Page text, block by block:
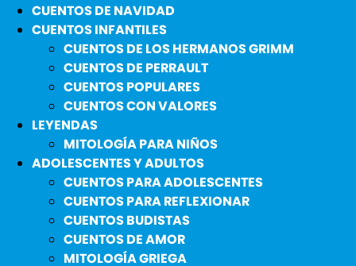
CUENTOS DE NAVIDAD
CUENTOS INFANTILES
CUENTOS DE LOS HERMANOS GRIMM
CUENTOS DE PERRAULT
CUENTOS POPULARES
CUENTOS CON VALORES
LEYENDAS
MITOLOGÍA PARA NIÑOS
ADOLESCENTES Y ADULTOS
CUENTOS PARA ADOLESCENTES
CUENTOS PARA REFLEXIONAR
CUENTOS BUDISTAS
CUENTOS DE AMOR
MITOLOGÍA GRIEGA